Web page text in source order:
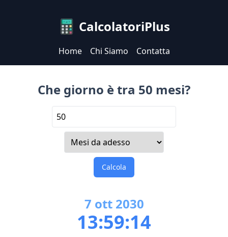
CalcolatoriPlus
Home Chi Siamo Contatta
Che giorno è tra 50 mesi?
Calcola
7 ott 2030
13:59:14